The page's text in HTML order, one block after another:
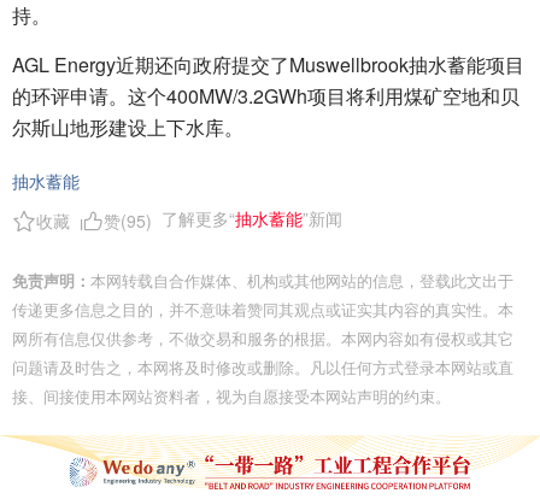
持。
AGL Energy近期还向政府提交了Muswellbrook抽水蓄能项目
的环评申请。这个400MW/3.2GWh项目将利用煤矿空地和贝
尔斯山地形建设上下水库。
抽水蓄能
收藏
赞(95) 了解更多“抽水蓄能”新闻
免责声明： 本网转载自合作媒体、机构或其他网站的信息，登载此文出于
传递更多信息之目的，并不意味着赞同其观点或证实其内容的真实性。本
网所有信息仅供参考，不做交易和服务的根据。本网内容如有侵权或其它
问题请及时告之，本网将及时修改或删除。凡以任何方式登录本网站或直
接、间接使用本网站资料者，视为自愿接受本网站声明的约束。